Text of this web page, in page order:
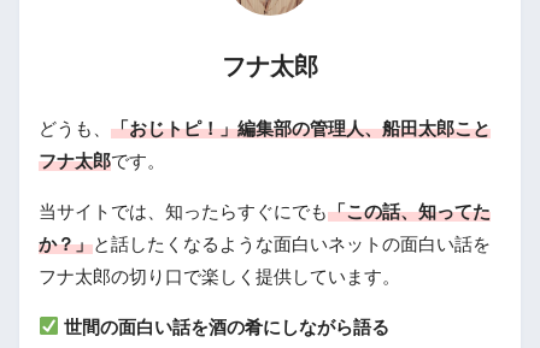
フナ太郎
どうも、 「おじトピ！」編集部の管理人、船田太郎こと
フナ太郎です。
当サイトでは、知ったらすぐにでも「この話、知ってた
か？」と話したくなるような面白いネットの面白い話を
フナ太郎の切り口で楽しく提供しています。
世間の面白い話を酒の肴にしながら語る